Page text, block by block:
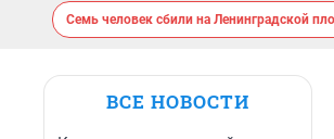
Семь человек сбили на Ленинградской
ВСЕ НОВОСТИ